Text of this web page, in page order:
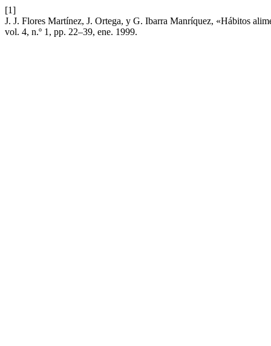
[1]
J. J. Flores Martínez, J. Ortega, y G. Ibarra Manríquez, «Hábitos
vol. 4, n.º 1, pp. 22–39, ene. 1999.